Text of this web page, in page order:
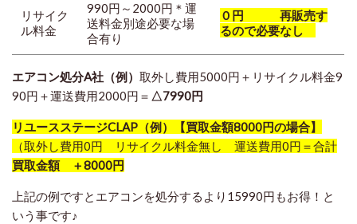
リサイク
ル料金
990円～2000円＊運
送料金別途必要な場
合有り
０円 再販売す
るので必要なし
エアコン処分A社（例） 取外し費用5000円＋リサイクル料金9
90円＋運送費用2000円＝ △7990円
リユースステージCLAP（例）【買取金額8000円の場合】
（取外し費用0円 リサイクル料金無し 運送費用0円＝合計
買取金額 ＋8000円
上記の例ですとエアコンを処分するより15990円もお得！と
いう事です♪